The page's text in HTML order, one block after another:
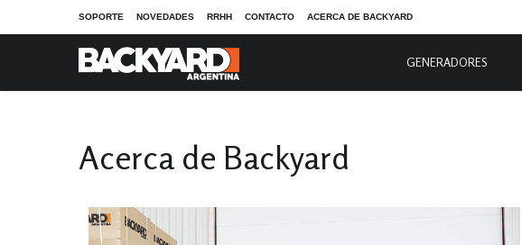
SOPORTE NOVEDADES RRHH CONTACTO ACERCA DE BACKYARD
GENERADORES
Red de Distribuidores
Acerca de Backyard